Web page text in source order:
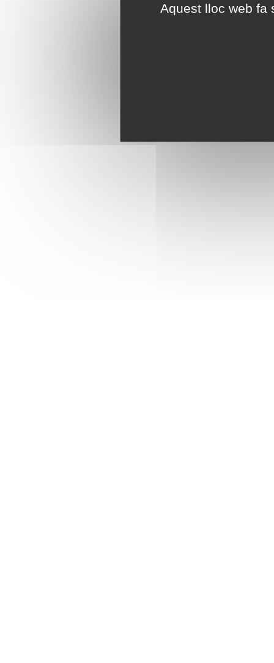
Aquest lloc web fa